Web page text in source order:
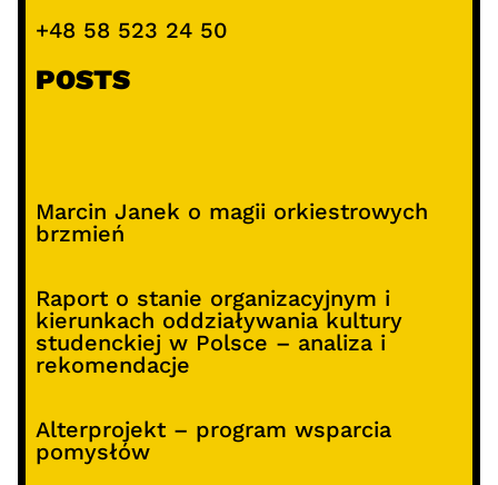
+48 58 523 24 50
POSTS
Marcin Janek o magii orkiestrowych
brzmień
Raport o stanie organizacyjnym i
kierunkach oddziaływania kultury
studenckiej w Polsce – analiza i
rekomendacje
Alterprojekt – program wsparcia
pomysłów